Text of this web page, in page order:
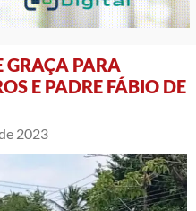
GRAÇA PARA
E PADRE FÁBIO DE
2023